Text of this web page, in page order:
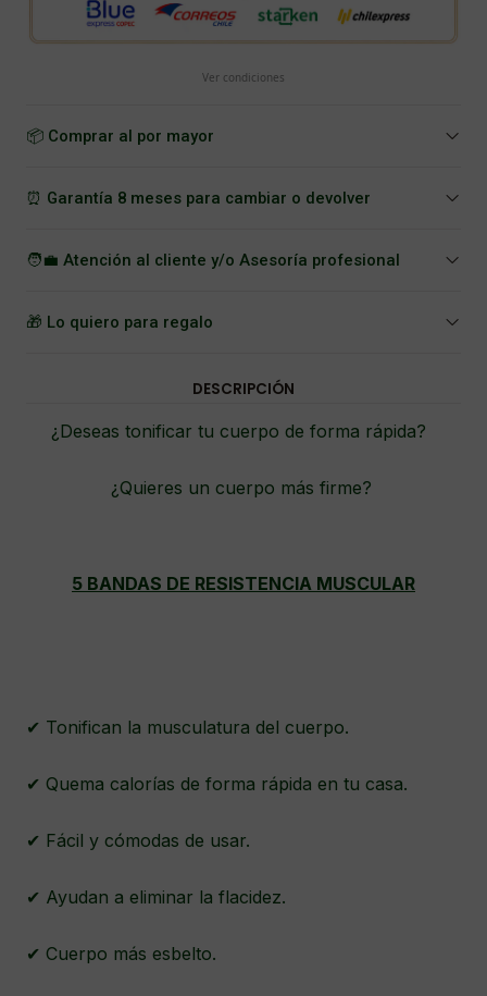
Ver condiciones
📦 Comprar al por mayor
⏰ Garantía 8 meses para cambiar o devolver
🧑‍💼 Atención al cliente y/o Asesoría profesional
🎁 Lo quiero para regalo
DESCRIPCIÓN
¿Deseas tonificar tu cuerpo de forma rápida?
¿Quieres un cuerpo más firme?
5 BANDAS DE RESISTENCIA MUSCULAR
✔ Tonifican la musculatura del cuerpo.
✔ Quema calorías de forma rápida en tu casa.
✔ Fácil y cómodas de usar.
✔ Ayudan a eliminar la flacidez.
✔ Cuerpo más esbelto.